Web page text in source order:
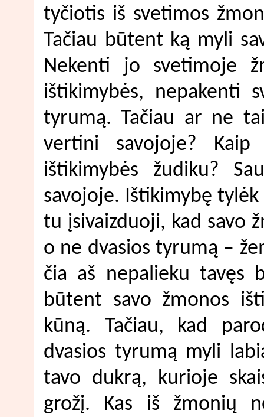
tyčiotis iš svetimos
Tačiau būtent ką myli
Nekenti jo svetimoje
ištikimybės, nepakenti
tyrumą. Tačiau ar ne
vertini savojoje? Kaip
ištikimybės žudiku?
savojoje. Ištikimybę
tu įsivaizduoji, kad savo
o ne dvasios tyrumą –
čia aš nepalieku tavęs
būtent savo žmonos
kūną. Tačiau, kad
dvasios tyrumą myli
tavo dukrą, kurioje
grožį. Kas iš žmonių